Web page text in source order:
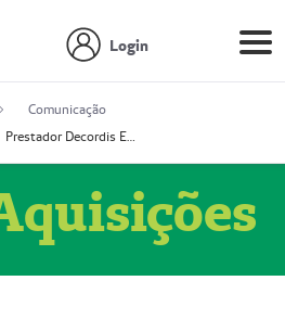
Login
Comunicação
Prestador Decordis Exames Cardiológicos LTDA (51004346-0)